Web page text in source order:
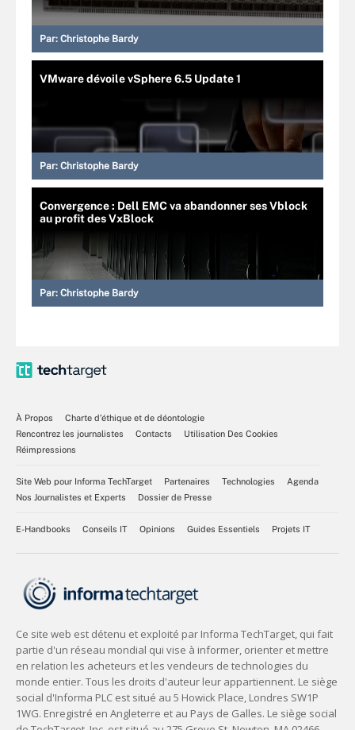
Par: Christophe Bardy
VMware dévoile vSphere 6.5 Update 1
Par: Christophe Bardy
Convergence : Dell EMC va abandonner ses Vblock
au profit des VxBlock
Par: Christophe Bardy
À Propos
Charte d’éthique et de déontologie
Rencontrez les journalistes
Contacts
Utilisation Des Cookies
Réimpressions
Site Web pour Informa TechTarget Partenaires Technologies
Agenda
Nos Journalistes et Experts
Dossier de Presse
E-Handbooks Conseils IT Opinions Guides Essentiels Projets IT